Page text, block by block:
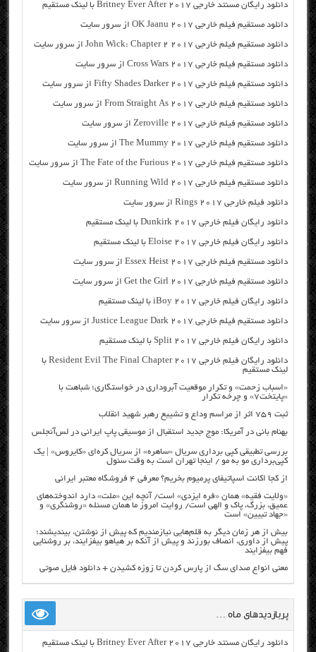
دانلود رایگان مسنتد خارجی Britney Ever After 2017 با لینک مستقیم
دانلود مستقیم فیلم خارجی OK Jaanu 2017 از سرور سایت
دانلود مستقیم فیلم خارجی John Wick: Chapter 2 2017 از سرور سایت
دانلود مستقیم فیلم خارجی Cross Wars 2017 از سرور سایت
دانلود مستقیم فیلم خارجی Fifty Shades Darker 2017 از سرور سایت
دانلود مستقیم فیلم خارجی From Straight As 2017 از سرور سایت
دانلود مستقیم فیلم خارجی Zeroville 2017 از سرور سایت
دانلود مستقیم فیلم خارجی The Mummy 2017 از سرور سایت
دانلود مستقیم فیلم خارجی The Fate of the Furious 2017 از سرور سایت
دانلود مستقیم فیلم خارجی Running Wild 2017 از سرور سایت
دانلود فیلم خارجی Rings 2017 از سرور سایت
دانلود رایگان فیلم خارجی Dunkirk 2017 با لینک مستقیم
دانلود رایگان فیلم خارجی Eloise 2017 با لینک مستقیم
دانلود مستقیم فیلم خارجی Essex Heist 2017 از سرور سایت
دانلود مستقیم فیلم خارجی Get the Girl 2017 از سرور سایت
دانلود رایگان فیلم خارجی iBoy 2017 با لینک مستقیم
دانلود مستقیم فیلم خارجی Justice League Dark 2017 از سرور سایت
دانلود رایگان فیلم خارجی Split 2017 با لینک مستقیم
دانلود رایگان فیلم خارجی Resident Evil The Final Chapter 2017 با
لینک مستقیم
«اسباب زحمت» و تکرار موقعیت آبروداری در خواستگاری؛ شباهت با
«پایتخت۷» و چرخه تکرار
ثبت ۷۵۹ اثر از مراسم وداع و تشییع رهبر شهید انقلاب
بهنام بانی در آمریکا: موج جدید استقبال از موسیقی پاپ ایرانی در لس‌آنجلس
بررسی تطبیقی کپی برداری سریال «ساهره» از سریال کره‌ای «کایروس» | یک
کپی‌برداری مو به مو / اینجا تهران است به وقت سئول
از کجا اکانت اسپاتیفای پرمیوم بخریم؟ معرفی ۴ فروشگاه معتبر ایرانی
«ولایت فقیه» همان «فره ایزدی» است/ آنچه این «ملت» دارد اندوخته‌های
عمیق، بزرگ، پاک و الهی است/ روایت امروز ما همان مسئله «روشنگری» و
«جهاد تبیین» است
بیش از هر زمان دیگر به قلم‌هایی نیازمندیم که پیش از نوشتن، بیندیشند؛
پیش از داوری، انصاف بورزند و پیش از آنکه بر هیاهو بیفزایند، بر روشنایی
فهم بیفزایند
معنی انواع صدای سگ از پارس کردن تا زوزه کشیدن + دانلود فایل صوتی
پربازدیدهای ماه …
دانلود رایگان مسنتد خارجی Britney Ever After 2017 با لینک مستقیم